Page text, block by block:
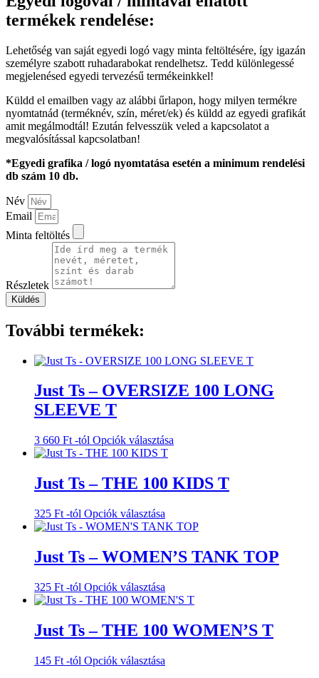
termékek rendelése:
Lehetőség van saját egyedi logó vagy minta feltöltésére, így igazán
személyre szabott ruhadarabokat rendelhetsz. Tedd különlegessé
megjelenésed egyedi tervezésű termékeinkkel!
Küldd el emailben vagy az alábbi űrlapon, hogy milyen termékre
nyomtatnád (terméknév, szín, méret/ek) és küldd az egyedi grafikát
amit megálmodtál! Ezután felvesszük veled a kapcsolatot a
megvalósítással kapcsolatban!
*Egyedi grafika / logó nyomtatása esetén a minimum rendelési
db szám 10 db.
Név
Email
Minta feltöltés
Részletek
Küldés
További termékek:
Just Ts – OVERSIZE 100 LONG
SLEEVE T
3 660 Ft -tól Opciók választása
több
variációja
változatok
termékoldalon
választhatók
Just Ts – THE 100 KIDS T
325 Ft -tól Opciók választása
a
több
variációja
A
változatok
termékoldalon
választhatók
Just Ts – WOMEN’S TANK TOP
325 Ft -tól Opciók választása
a
több
variációja
A
Just Ts – THE 100 WOMEN’S T
145 Ft -tól Opciók választása